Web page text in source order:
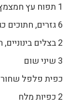
1 תפוח עץ חמצמץ, חתוך כגפרורים
6 גזרים, חתוכים כגפרורים
2 בצלים בינוניים, חתוכים לקוביות
3 שיני שום
כפית פלפל שחור
2 כפיות מלח